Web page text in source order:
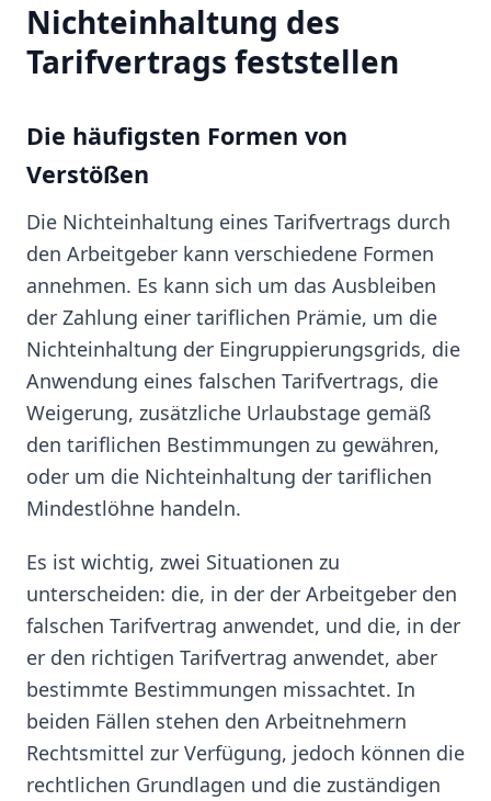
Nichteinhaltung des
Tarifvertrags feststellen
Die häufigsten Formen von
Verstößen
Die Nichteinhaltung eines Tarifvertrags durch
den Arbeitgeber kann verschiedene Formen
annehmen. Es kann sich um das Ausbleiben
der Zahlung einer tariflichen Prämie, um die
Nichteinhaltung der Eingruppierungsgrids, die
Anwendung eines falschen Tarifvertrags, die
Weigerung, zusätzliche Urlaubstage gemäß
den tariflichen Bestimmungen zu gewähren,
oder um die Nichteinhaltung der tariflichen
Mindestlöhne handeln.
Es ist wichtig, zwei Situationen zu
unterscheiden: die, in der der Arbeitgeber den
falschen Tarifvertrag anwendet, und die, in der
er den richtigen Tarifvertrag anwendet, aber
bestimmte Bestimmungen missachtet. In
beiden Fällen stehen den Arbeitnehmern
Rechtsmittel zur Verfügung, jedoch können die
rechtlichen Grundlagen und die zuständigen